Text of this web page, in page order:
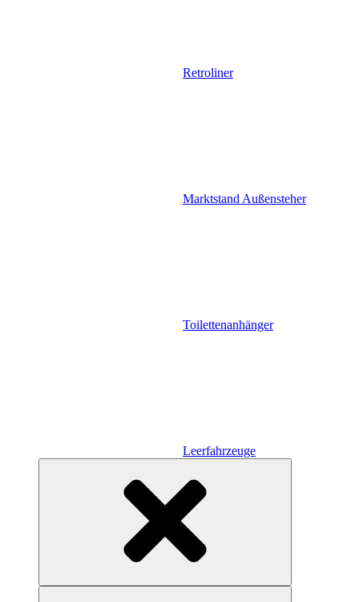
Retroliner
Marktstand Außensteher
Toilettenanhänger
Leerfahrzeuge